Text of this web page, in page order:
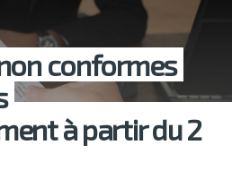
conformes
à partir du 2